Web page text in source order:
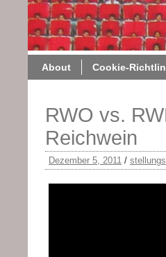
About Cookie-
RWO vs.
Reichwein
Dezember 5, 2011 /